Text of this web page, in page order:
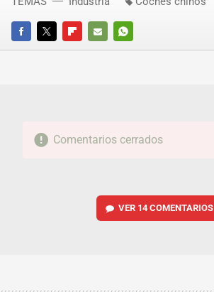
FACEBOOKTWITTERFLIPBOARD
E-
WHATSAPP
Comentarios cerrados
VER 14 COMENTARIOS